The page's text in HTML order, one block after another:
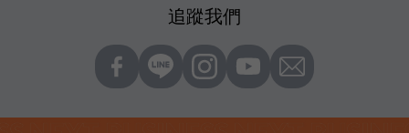
追蹤我們